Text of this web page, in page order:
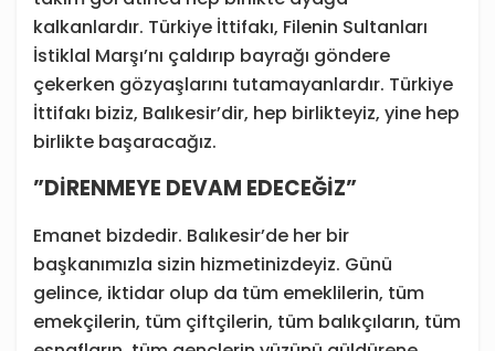
kalkanlardır. Türkiye İttifakı, Filenin Sultanları
İstiklal Marşı’nı çaldırıp bayrağı göndere
çekerken gözyaşlarını tutamayanlardır. Türkiye
İttifakı biziz, Balıkesir’dir, hep birlikteyiz, yine hep
birlikte başaracağız.
”DİRENMEYE DEVAM EDECEĞİZ”
Emanet bizdedir. Balıkesir’de her bir
başkanımızla sizin hizmetinizdeyiz. Günü
gelince, iktidar olup da tüm emeklilerin, tüm
emekçilerin, tüm çiftçilerin, tüm balıkçıların, tüm